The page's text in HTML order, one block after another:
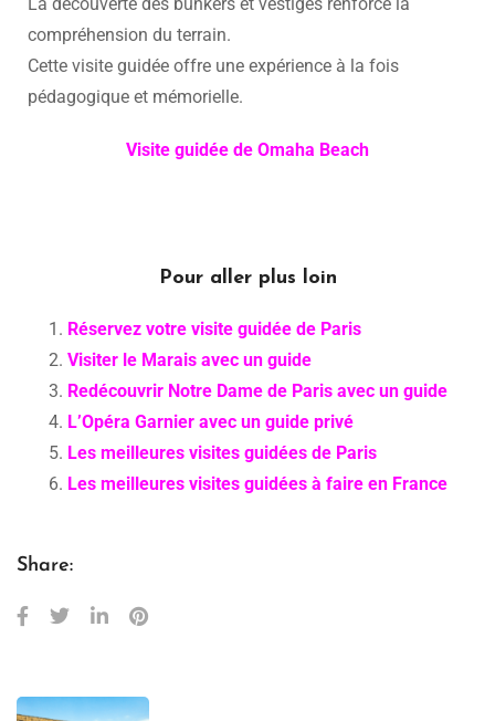
compréhension du terrain.
Cette visite guidée offre une expérience à la fois
pédagogique et mémorielle.
Visite guidée de Omaha Beach
Pour aller plus loin
Réservez votre visite guidée de Paris
Visiter le Marais avec un guide
Redécouvrir Notre Dame de Paris avec un guide
L’Opéra Garnier avec un guide privé
Les meilleures visites guidées de Paris
Les meilleures visites guidées à faire en France
Share: